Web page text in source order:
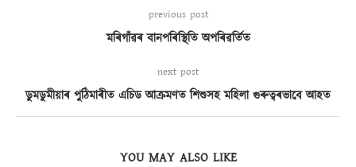
previous post
মৰিগাঁৱৰ বানপৰিস্থিতি অপৰিৱৰ্তিত
next post
ডুমডুমীয়াৰ পুঠিমাৰীত এচিড আক্ৰমণত শিশুসহ মহিলা গুৰুত্বৰভাবে আহত
YOU MAY ALSO LIKE